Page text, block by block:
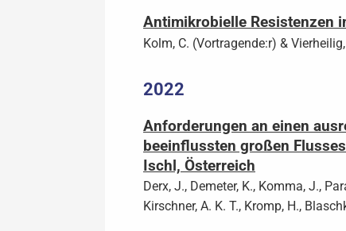
Antimikrobielle Resistenzen
Kolm, C. (Vortragende:r) &
2022
Anforderungen an einen
beeinflussten großen
Ischl, Österreich
Derx, J., Demeter, K., Komma, J.,
Kirschner, A. K. T., Kromp, H.,